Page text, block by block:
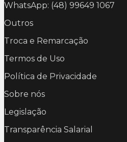
WhatsApp: (48) 99649 1067
Outros
Troca e Remarcação
Termos de Uso
Política de Privacidade
Sobre nós
Legislação
Transparência Salarial